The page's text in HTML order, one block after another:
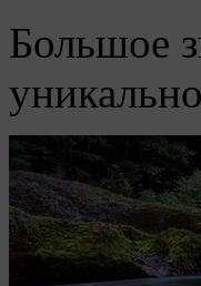
Большое